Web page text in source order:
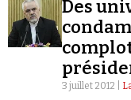
Des
3 juillet 2012 |